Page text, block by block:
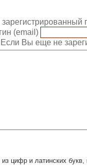
(email)
Если Вы еще не
из цифр и латинских